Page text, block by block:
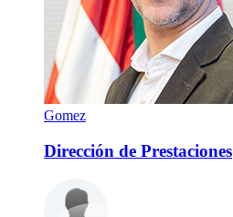
Gomez
Dirección de Prestaciones